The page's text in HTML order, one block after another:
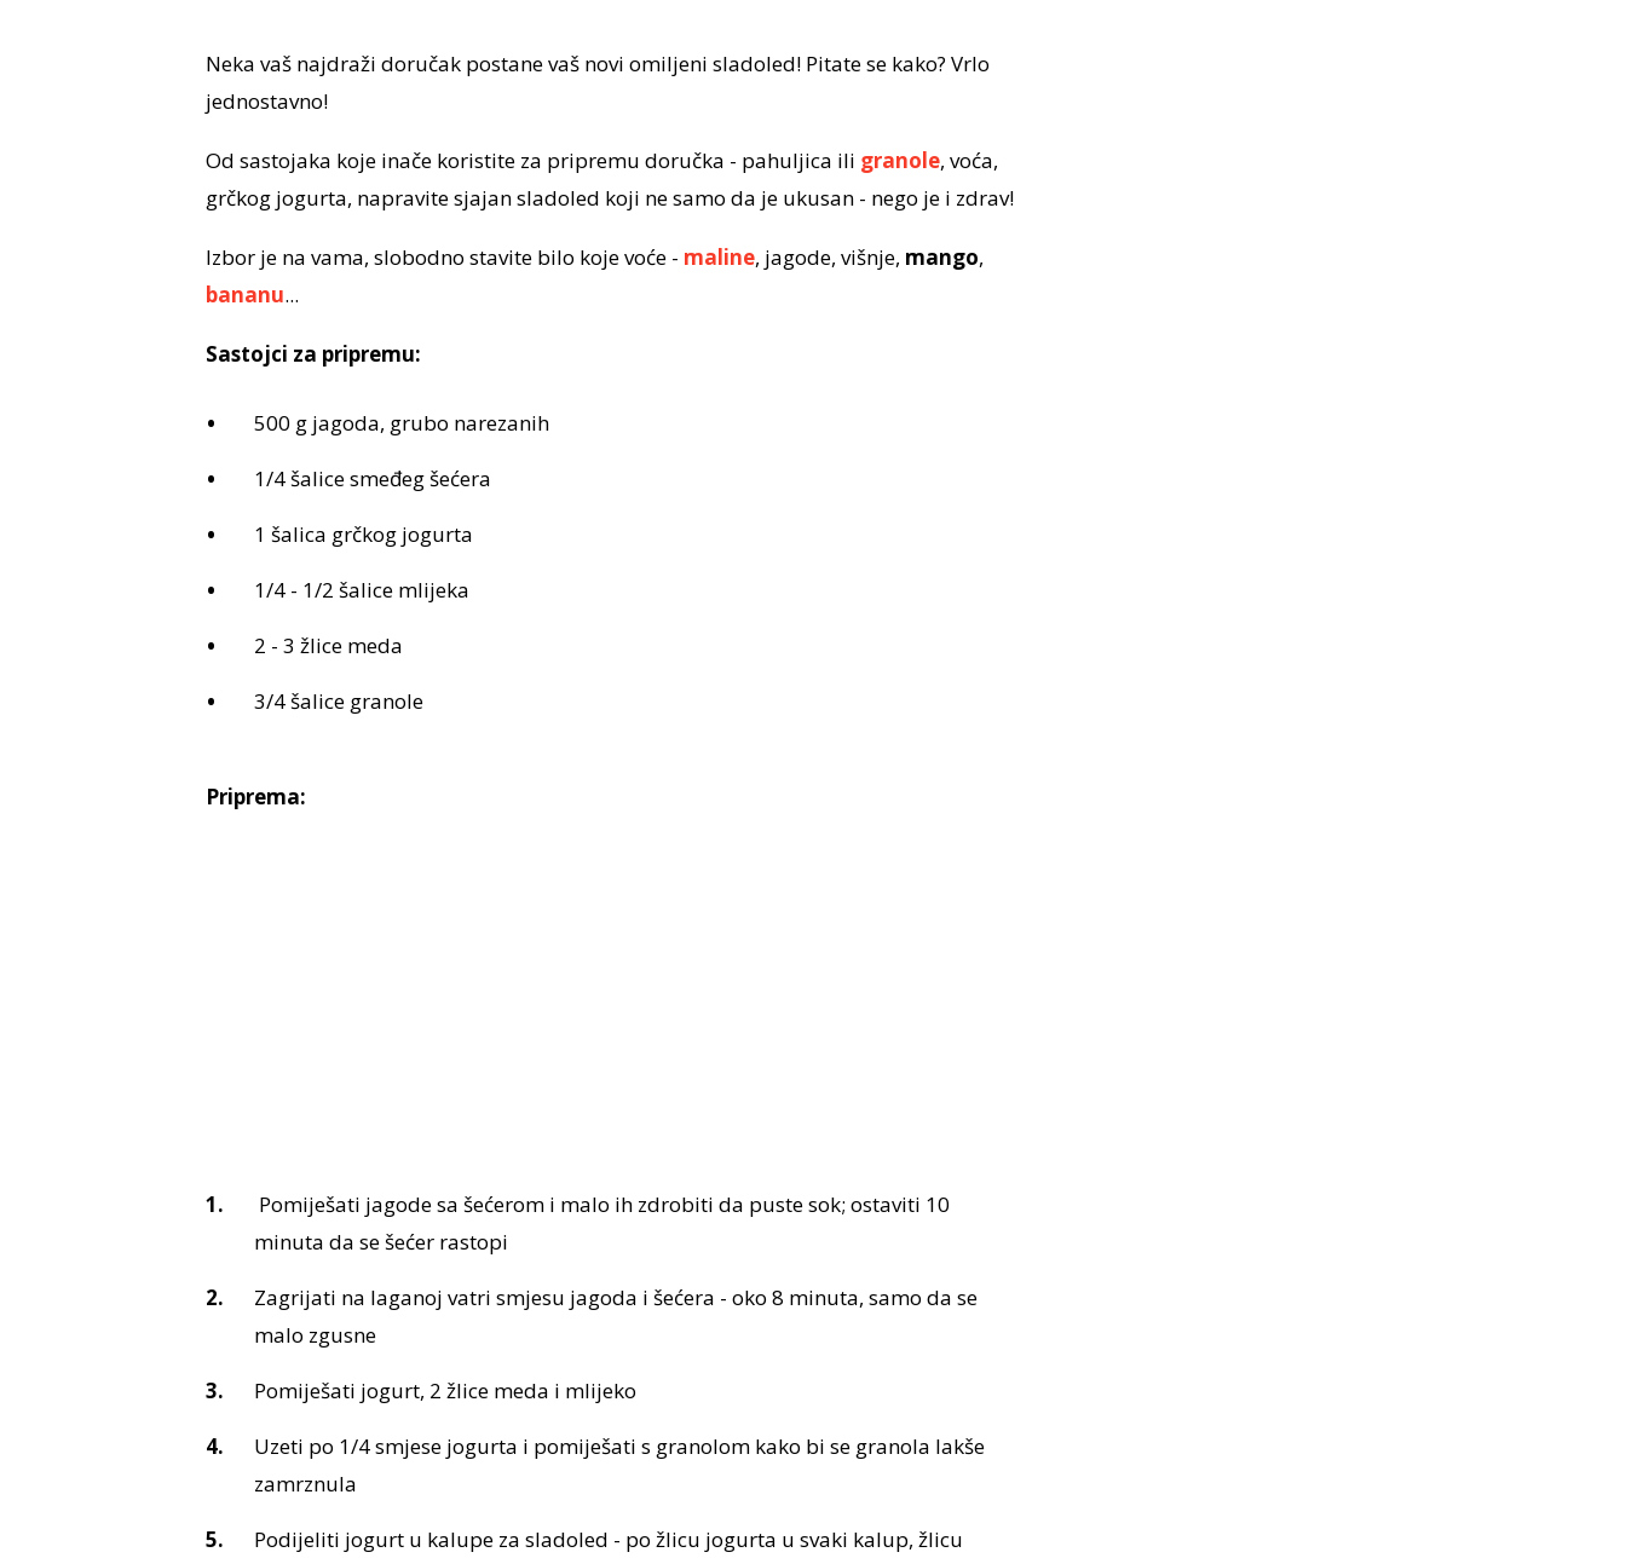
Neka vaš najdraži doručak postane vaš novi omiljeni sladoled! Pitate se kako? Vrlo
jednostavno!
Od sastojaka koje inače koristite za pripremu doručka - pahuljica ili granole, voća,
grčkog jogurta, napravite sjajan sladoled koji ne samo da je ukusan - nego je i zdrav!
Izbor je na vama, slobodno stavite bilo koje voće - maline, jagode, višnje, mango,
bananu...
Sastojci za pripremu:
500 g jagoda, grubo narezanih
1/4 šalice smeđeg šećera
1 šalica grčkog jogurta
1/4 - 1/2 šalice mlijeka
2 - 3 žlice meda
3/4 šalice granole
Priprema:
Pomiješati jagode sa šećerom i malo ih zdrobiti da puste sok; ostaviti 10
minuta da se šećer rastopi
Zagrijati na laganoj vatri smjesu jagoda i šećera - oko 8 minuta, samo da se
malo zgusne
Pomiješati jogurt, 2 žlice meda i mlijeko
Uzeti po 1/4 smjese jogurta i pomiješati s granolom kako bi se granola lakše
zamrznula
Podijeliti jogurt u kalupe za sladoled - po žlicu jogurta u svaki kalup, žlicu